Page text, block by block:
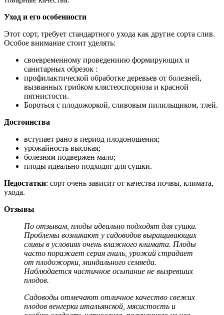
Уход и его особенности
Этот сорт, требует стандартного ухода как другие сорта слив.
Особое внимание стоит уделять:
своевременному проведениию формирующих и
санитарных обрезок :
профилактической обработке деревьев от болезней,
вызванных грибком клястеоспориоза и красной
пятнистости.
Бороться с плодожоркой, сливовым пилильщиком, тлей.
Достоинства
вступает рано в период плодоношения;
урожайность высокая;
болезням подвержен мало;
плоды идеально подходят для сушки.
Недостатки: сорт очень зависит от качества почвы, климата,
ухода.
Отзывы
По отзывам, плоды идеально подходят для сушки.
Проблемы возникают у садоводов выращивающих
сливы в условиях очень влажного климата. Плоды
часто поражает серая гниль, урожай страдает
от плодожорки, миндального семяеда.
Наблюдается частичное осыпание не вызревших
плодов.
Садоводы отмечают отличное качество свежих
плодов венгерки итальянской, мясистость и